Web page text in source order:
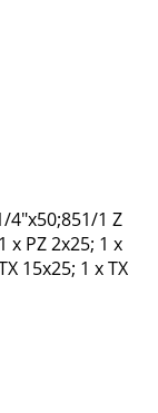
4"x50;851/1 Z
x PZ 2x25; 1 x
15x25; 1 x TX